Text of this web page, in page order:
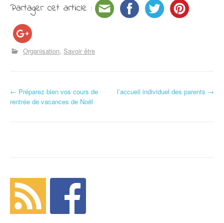
Partager cet article :
Organisation Savoir être
Navigation d'article
← Préparez bien vos cours de
rentrée de vacances de Noël
l’accueil individuel des parents →